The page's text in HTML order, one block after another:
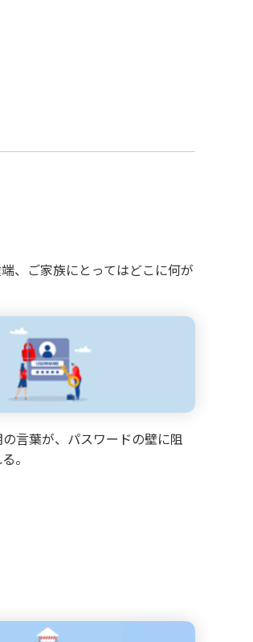
、ご家族にとってはどこに何が
言葉が、パスワードの壁に阻
。